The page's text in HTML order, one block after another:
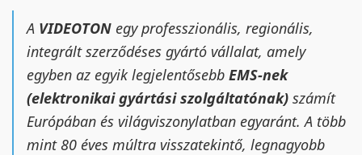
A VIDEOTON egy professzionális, regionális,
integrált szerződéses gyártó vállalat, amely
egyben az egyik legjelentősebb EMS-nek
(elektronikai gyártási szolgáltatónak) számít
Európában és világviszonylatban egyaránt. A több
mint 80 éves múltra visszatekintő, legnagyobb